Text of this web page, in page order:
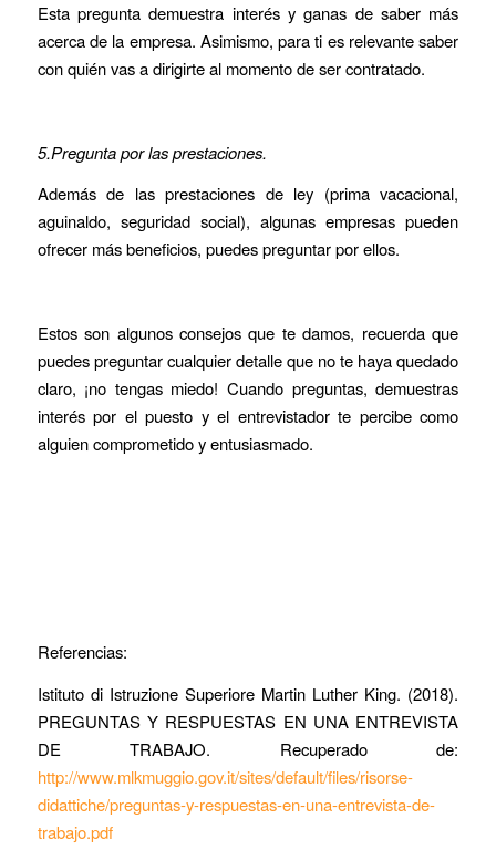
Esta pregunta demuestra interés y ganas de saber más
acerca de la empresa. Asimismo, para ti es relevante saber
con quién vas a dirigirte al momento de ser contratado.
5.Pregunta por las prestaciones.
Además de las prestaciones de ley (prima vacacional,
aguinaldo, seguridad social), algunas empresas pueden
ofrecer más beneficios, puedes preguntar por ellos.
Estos son algunos consejos que te damos, recuerda que
puedes preguntar cualquier detalle que no te haya quedado
claro, ¡no tengas miedo! Cuando preguntas, demuestras
interés por el puesto y el entrevistador te percibe como
alguien comprometido y entusiasmado.
Referencias:
Istituto di Istruzione Superiore Martin Luther King. (2018).
PREGUNTAS Y RESPUESTAS EN UNA ENTREVISTA
DE TRABAJO. Recuperado de:
http://www.mlkmuggio.gov.it/sites/default/files/risorse-
didattiche/preguntas-y-respuestas-en-una-entrevista-de-
trabajo.pdf